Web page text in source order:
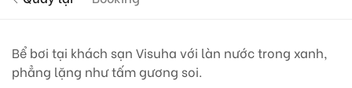
Bể bơi tại khách sạn Visuha với làn nước trong xanh,
phẳng lặng như tấm gương soi.